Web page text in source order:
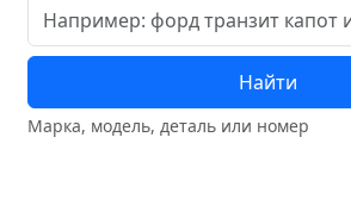
Найти
Марка, модель, деталь или номер